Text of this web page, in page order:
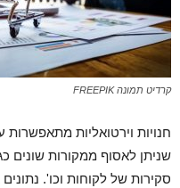
קרדיט תמונה FREEPIK
חנויות וירטואליות
שניתן לאסוף ממקורות שונים
סקירות של לקוחות וכו'.